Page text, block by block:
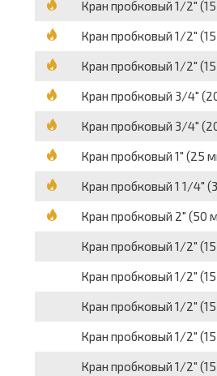
Кран пробковый 1/2"
Кран пробковый 1/2"
Кран пробковый 1/2"
Кран пробковый 3/4"
Кран пробковый 3/4"
Кран пробковый 1" (25
Кран пробковый 1 1/4"
Кран пробковый 2" (50
Кран пробковый 1/2"
Кран пробковый 1/2"
Кран пробковый 1/2"
Кран пробковый 1/2"
Кран пробковый 1/2"